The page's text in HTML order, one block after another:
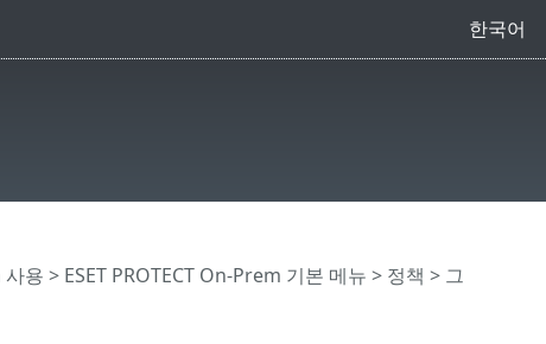
한국어
사용 > ESET PROTECT On-Prem 기본 메뉴 > 정책 > 그